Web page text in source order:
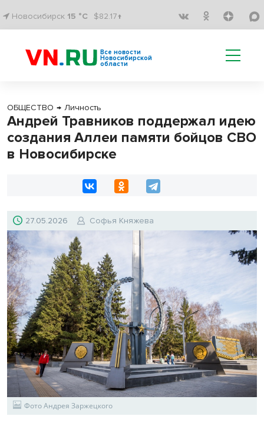
Новосибирск 15 °C $82.17↑
Все новости
Новосибирской
области
ОБЩЕСТВО → Личность
Андрей Травников поддержал идею
создания Аллеи памяти бойцов СВО
в Новосибирске
27.05.2026 Софья Княжева
Фото Андрея Заржецкого